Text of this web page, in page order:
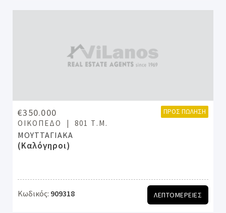
€350.000 ΠΡΟΣ ΠΏΛΗΣΗ
ΟΙΚΌΠΕΔΟ 801 Τ.Μ.
ΜΟΥΤΤΑΓΙΑΚΑ
(Καλόγηροι)
Κωδικός: 909318 ΛΕΠΤΟΜΕΡΕΙΕΣ